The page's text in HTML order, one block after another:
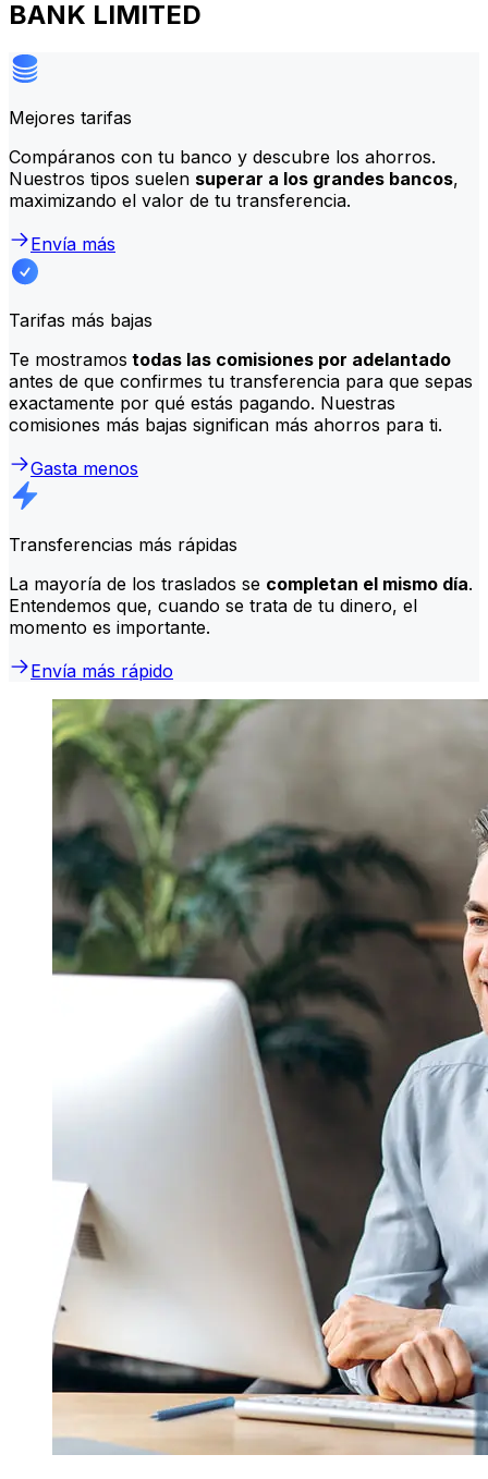
BANK LIMITED
Mejores tarifas
Compáranos con tu banco y descubre los ahorros.
Nuestros tipos suelen superar a los grandes bancos,
maximizando el valor de tu transferencia.
Envía más
Tarifas más bajas
Te mostramos todas las comisiones por adelantado
antes de que confirmes tu transferencia para que sepas
exactamente por qué estás pagando. Nuestras
comisiones más bajas significan más ahorros para ti.
Gasta menos
Transferencias más rápidas
La mayoría de los traslados se completan el mismo día.
Entendemos que, cuando se trata de tu dinero, el
momento es importante.
Envía más rápido